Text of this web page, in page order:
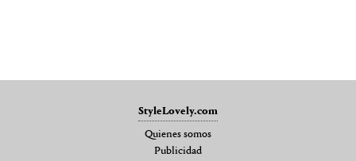
StyleLovely.com
Quienes somos
Publicidad